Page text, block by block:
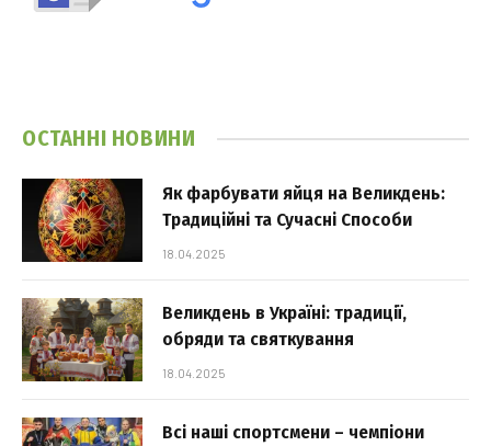
ОСТАННІ НОВИНИ
Як фарбувати яйця на Великдень:
Традиційні та Сучасні Способи
18.04.2025
Великдень в Україні: традиції,
обряди та святкування
18.04.2025
Всі наші спортсмени – чемпіони